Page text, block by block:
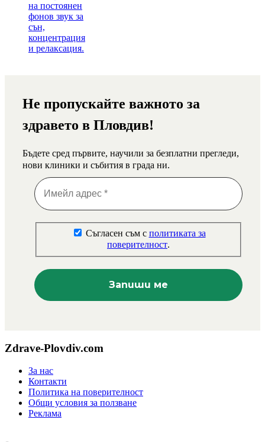
Не пропускайте важното за
здравето в Пловдив!
Бъдете сред първите, научили за безплатни прегледи,
нови клиники и събития в града ни.
Съгласен съм с политиката за
поверителност.
Zdrave-Plovdiv.com
За нас
Контакти
Политика на поверителност
Общи условия за ползване
Реклама